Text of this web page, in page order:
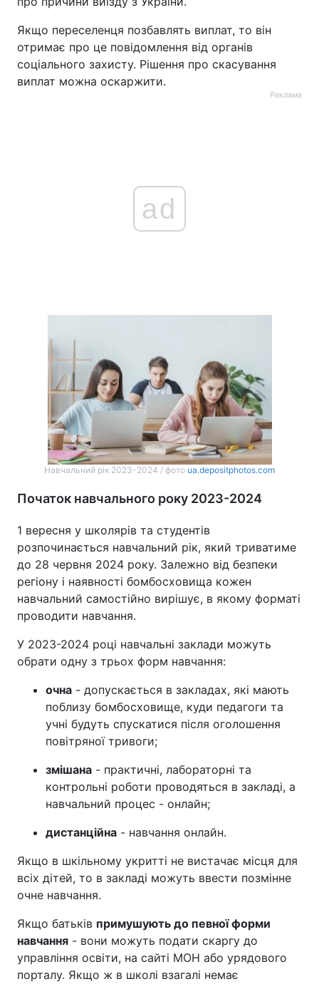
Якщо переселенця позбавлять виплат, то він
отримає про це повідомлення від органів
соціального захисту. Рішення про скасування
виплат можна оскаржити.
Реклама
ad
Навчальний рік 2023-2024 / фото ua.depositphotos.com
Початок навчального року 2023-2024
1 вересня у школярів та студентів
розпочинається навчальний рік, який триватиме
до 28 червня 2024 року. Залежно від безпеки
регіону і наявності бомбосховища кожен
навчальний самостійно вирішує, в якому форматі
проводити навчання.
У 2023-2024 році навчальні заклади можуть
обрати одну з трьох форм навчання:
очна - допускається в закладах, які мають
поблизу бомбосховище, куди педагоги та
учні будуть спускатися після оголошення
повітряної тривоги;
змішана - практичні, лабораторні та
контрольні роботи проводяться в закладі, а
навчальний процес - онлайн;
дистанційна - навчання онлайн.
Якщо в шкільному укритті не вистачає місця для
всіх дітей, то в закладі можуть ввести позмінне
очне навчання.
Якщо батьків примушують до певної форми
навчання - вони можуть подати скаргу до
управління освіти, на сайті МОН або урядового
порталу. Якщо ж в школі взагалі немає